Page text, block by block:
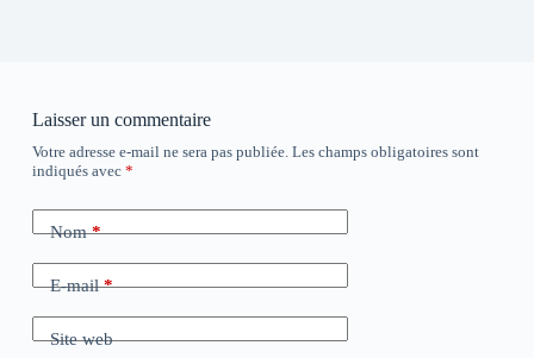
Laisser un commentaire
Votre adresse e-mail ne sera pas publiée. Les champs obligatoires sont
indiqués avec *
Nom*
E-mail*
Site web